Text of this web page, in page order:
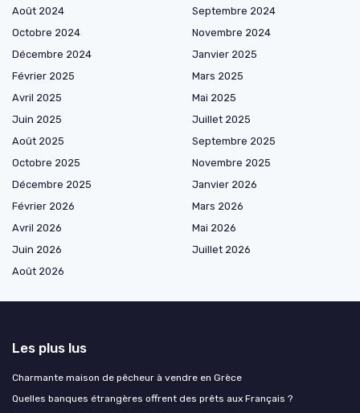
Août 2024
Septembre 2024
Octobre 2024
Novembre 2024
Décembre 2024
Janvier 2025
Février 2025
Mars 2025
Avril 2025
Mai 2025
Juin 2025
Juillet 2025
Août 2025
Septembre 2025
Octobre 2025
Novembre 2025
Décembre 2025
Janvier 2026
Février 2026
Mars 2026
Avril 2026
Mai 2026
Juin 2026
Juillet 2026
Août 2026
Les plus lus
Charmante maison de pêcheur à vendre en Grèce
Quelles banques étrangères offrent des prêts aux Français ?